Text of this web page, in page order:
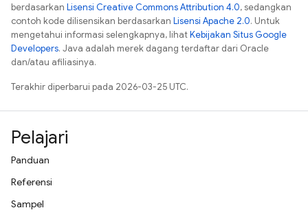
berdasarkan Lisensi Creative Commons Attribution 4.0, sedangkan
contoh kode dilisensikan berdasarkan Lisensi Apache 2.0. Untuk
mengetahui informasi selengkapnya, lihatKebijakan Situs Google
Developers. Java adalah merek dagang terdaftar dari Oracle
dan/atau afiliasinya.
Terakhir diperbarui pada 2026-03-25 UTC.
Pelajari
Panduan
Referensi
Sampel